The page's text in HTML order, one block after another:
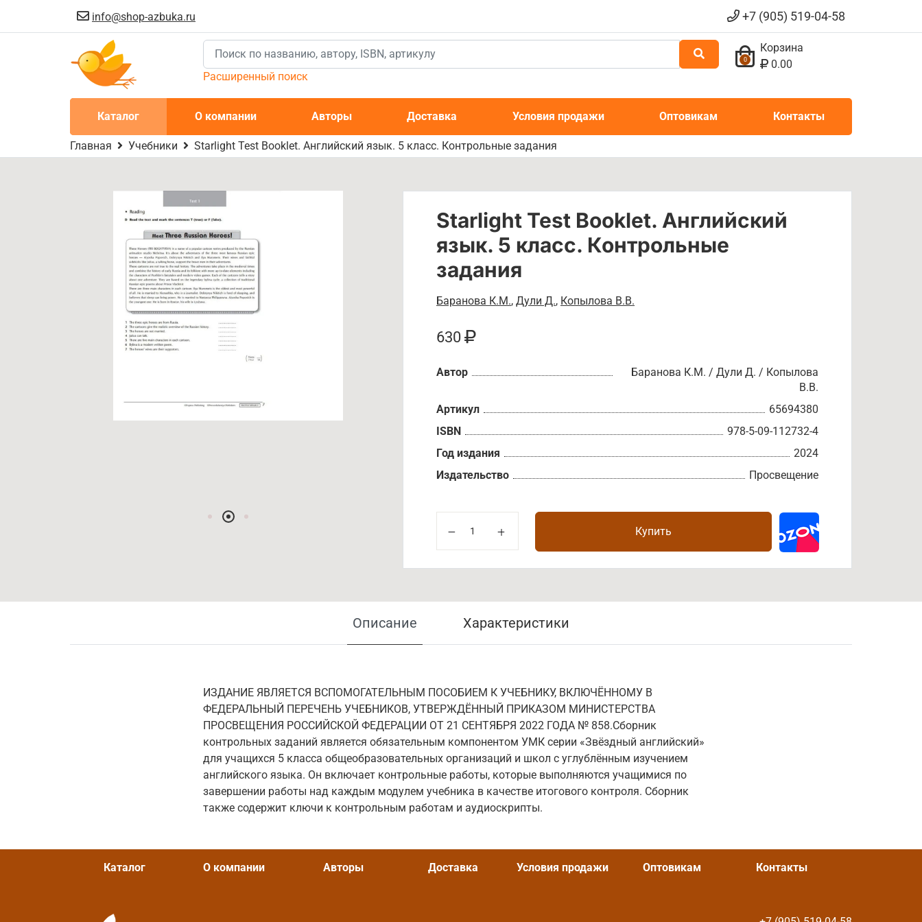
info@shop-azbuka.ru +7 (905) 519-04-58
Расширенный поиск
0
Корзина
0.00
Каталог О компании Авторы Доставка Условия продажи Оптовикам Контакты
Главная Учебники Starlight Test Booklet. Английский язык. 5 класс. Контрольные задания
Starlight Test Booklet. Английский
язык. 5 класс. Контрольные
задания
Баранова К.М., Дули Д., Копылова В.В.
630
Автор
Баранова К.М. / Дули Д. / Копылова
В.В.
Артикул
65694380
ISBN
978-5-09-112732-4
Год издания
2024
Издательство
Просвещение
Купить
Описание Характеристики
ИЗДАНИЕ ЯВЛЯЕТСЯ ВСПОМОГАТЕЛЬНЫМ ПОСОБИЕМ К УЧЕБНИКУ, ВКЛЮЧЁННОМУ В
ФЕДЕРАЛЬНЫЙ ПЕРЕЧЕНЬ УЧЕБНИКОВ, УТВЕРЖДЁННЫЙ ПРИКАЗОМ МИНИСТЕРСТВА
ПРОСВЕЩЕНИЯ РОССИЙСКОЙ ФЕДЕРАЦИИ ОТ 21 СЕНТЯБРЯ 2022 ГОДА № 858.Сборник
контрольных заданий является обязательным компонентом УМК серии «Звёздный английский»
для учащихся 5 класса общеобразовательных организаций и школ с углублённым изучением
английского языка. Он включает контрольные работы, которые выполняются учащимися по
завершении работы над каждым модулем учебника в качестве итогового контроля. Сборник
также содержит ключи к контрольным работам и аудиоскрипты.
Каталог О компании Авторы Доставка Условия продажи Оптовикам Контакты